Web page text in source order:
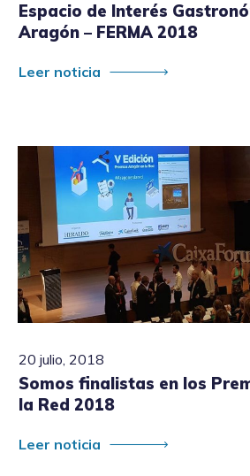
Espacio de Interés
Aragón – FERMA 2018
Leer noticia
20 julio, 2018
Somos finalistas en los
la Red 2018
Leer noticia